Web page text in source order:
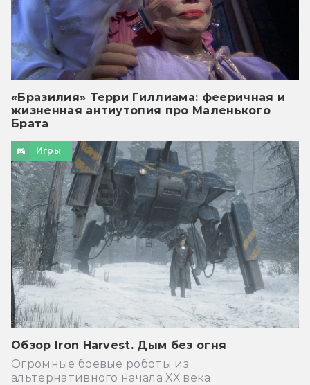
«Бразилия» Терри Гиллиама: фееричная и
жизненная антиутопия про Маленького
Брата
Игры
Обзор Iron Harvest. Дым без огня
Огромные боевые роботы из
альтернативного начала ХХ века